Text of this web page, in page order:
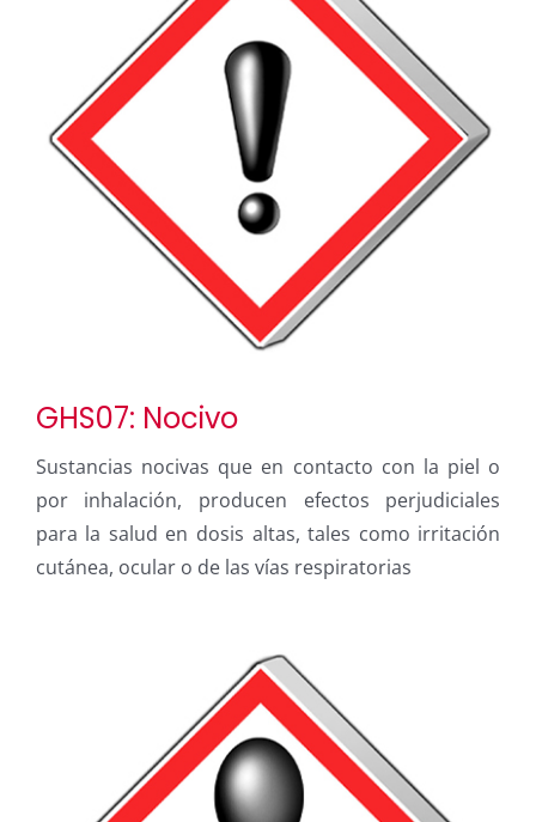
GHS07: Nocivo
Sustancias nocivas que en contacto con la piel o
por inhalación, producen efectos perjudiciales
para la salud en dosis altas, tales como irritación
cutánea, ocular o de las vías respiratorias